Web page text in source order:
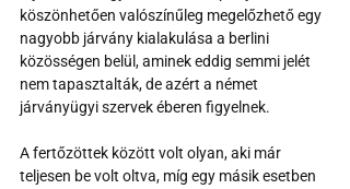
köszönhetően valószínűleg megelőzhető egy
nagyobb járvány kialakulása a berlini
közösségen belül, aminek eddig semmi jelét
nem tapasztalták, de azért a német
járványügyi szervek éberen figyelnek.
A fertőzöttek között volt olyan, aki már
teljesen be volt oltva, míg egy másik esetben